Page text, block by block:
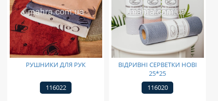
РУШНИКИ ДЛЯ РУК
116022
ВІДРИВНІ СЕРВЕТКИ НОВІ
25*25
116020